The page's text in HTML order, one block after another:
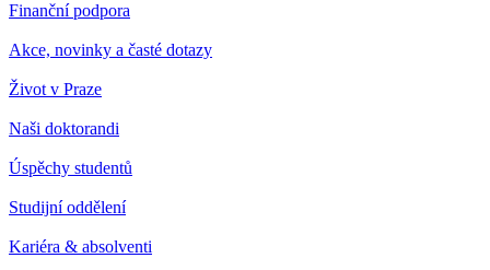
Finanční podpora
Akce, novinky a časté dotazy
Život v Praze
Naši doktorandi
Úspěchy studentů
Studijní oddělení
Kariéra & absolventi